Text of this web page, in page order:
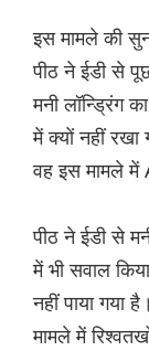
इस मामले की
पीठ ने ईडी से
मनी लॉन्ड्रिंग
में क्यों नहीं रखा
वह इस मामले में
पीठ ने ईडी से
में भी सवाल
नहीं पाया गया
मामले में